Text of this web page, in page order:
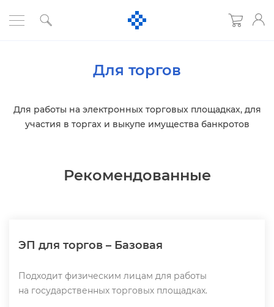
Для торго
Для работы на электронных торговых площадках, для
участия в торгах и выкупе имущества банкрото
Рекомендованные
ЭП для торгов – Базовая
Подходит физическим лицам для работы
на государственных торговых площадках.